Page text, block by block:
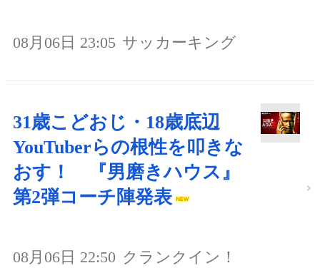
08月06日 23:05 サッカーキング
31歳こどおじ・18歳底辺
YouTuberらの根性を叩きな
おす！ 『男磨きハウス』
第2弾コーチ陣発表
08月06日 22:50 クランクイン！